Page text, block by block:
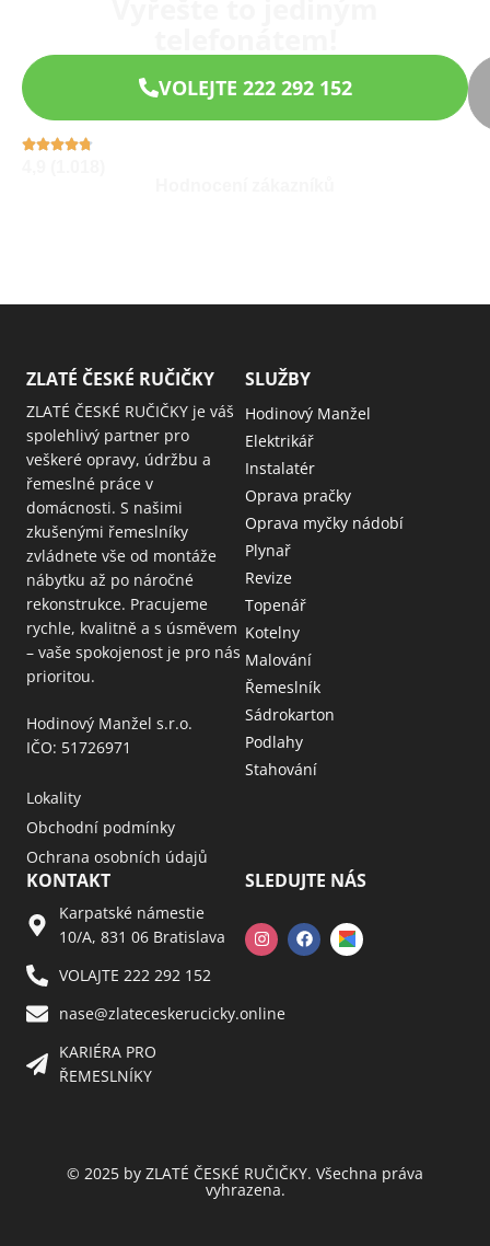
VOLEJTE 222 292 152
ZLATÉ ČESKÉ RUČIČKY
ZLATÉ ČESKÉ RUČIČKY je váš
spolehlivý partner pro
veškeré opravy, údržbu a
řemeslné práce v
domácnosti. S našimi
zkušenými řemeslníky
zvládnete vše od montáže
nábytku až po náročné
rekonstrukce. Pracujeme
rychle, kvalitně a s úsměvem
– vaše spokojenost je pro nás
prioritou.
Hodinový Manžel s.r.o.
IČO: 51726971
Lokality
Obchodní podmínky
Ochrana osobních údajů
SLUŽBY
Hodinový Manžel
Elektrikář
Instalatér
Oprava pračky
Oprava myčky nádobí
Plynař
Revize
Topenář
Kotelny
Malování
Řemeslník
Sádrokarton
Podlahy
Stahování
KONTAKT
Karpatské námestie
10/A, 831 06 Bratislava
VOLAJTE 222 292 152
nase@zlateceskerucicky.online
KARIÉRA PRO
ŘEMESLNÍKY
SLEDUJTE NÁS
© 2025 by ZLATÉ ČESKÉ RUČIČKY. Všechna práva
vyhrazena.